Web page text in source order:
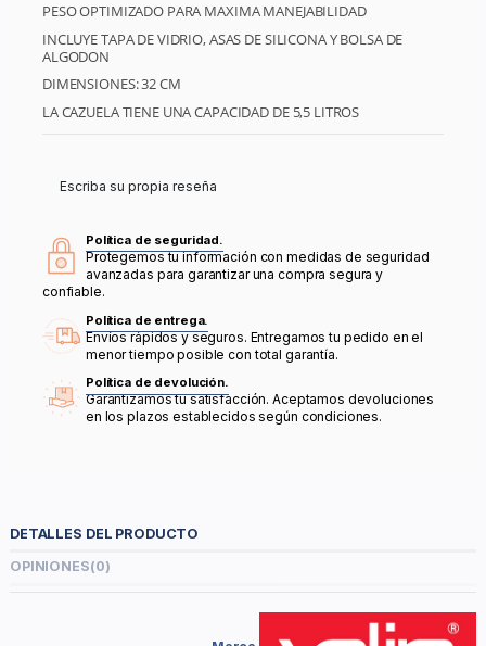
PESO OPTIMIZADO PARA MAXIMA MANEJABILIDAD
INCLUYE TAPA DE VIDRIO, ASAS DE SILICONA Y BOLSA DE
ALGODON
DIMENSIONES: 32 CM
LA CAZUELA TIENE UNA CAPACIDAD DE 5,5 LITROS
Escriba su propia reseña
Política de seguridad.
Protegemos tu información con medidas de seguridad
avanzadas para garantizar una compra segura y
confiable.
Política de entrega.
Envíos rápidos y seguros. Entregamos tu pedido en el
menor tiempo posible con total garantía.
Política de devolución.
Garantizamos tu satisfacción. Aceptamos devoluciones
en los plazos establecidos según condiciones.
DETALLES DEL PRODUCTO
OPINIONES(0)